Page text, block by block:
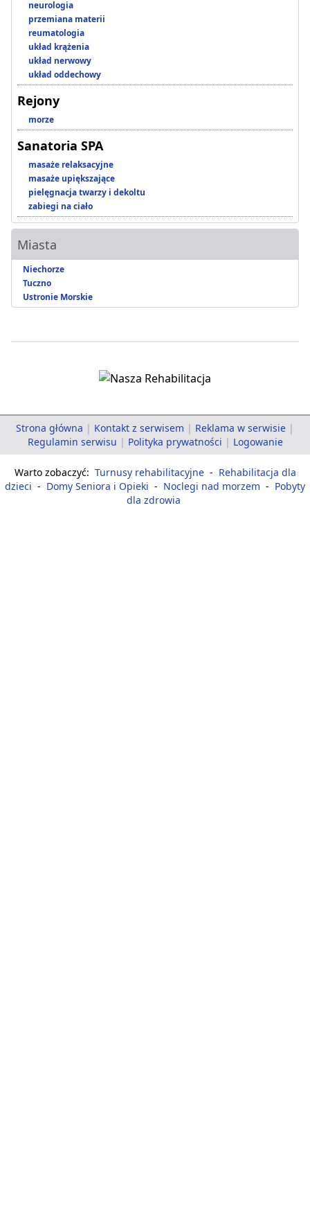
neurologia
przemiana materii
reumatologia
układ krążenia
układ nerwowy
układ oddechowy
Rejony
morze
Sanatoria SPA
masaże relaksacyjne
masaże upiększające
pielęgnacja twarzy i dekoltu
zabiegi na ciało
Miasta
Niechorze
Tuczno
Ustronie Morskie
Strona główna | Kontakt z serwisem | Reklama w serwisie |
Regulamin serwisu | Polityka prywatności | Logowanie
Warto zobaczyć: Turnusy rehabilitacyjne - Rehabilitacja dla
dzieci - Domy Seniora i Opieki - Noclegi nad morzem - Pobyty
dla zdrowia